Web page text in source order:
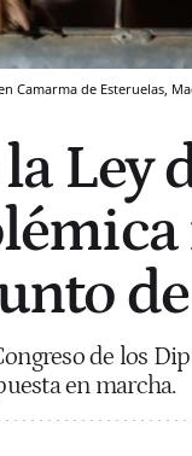
Camarma de Esteruelas,
Ley
de los
en marcha.